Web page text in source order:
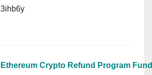
3ihb6y
Ethereum Crypto Refund Program